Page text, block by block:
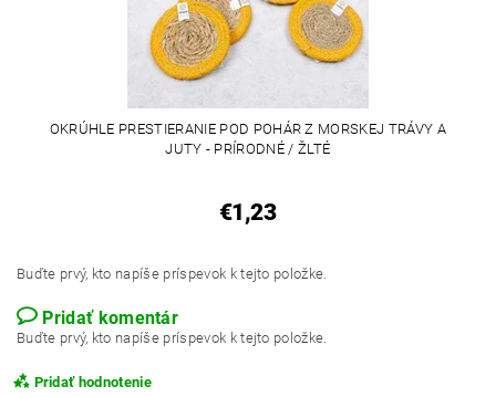
OKRÚHLE PRESTIERANIE POD POHÁR Z MORSKEJ TRÁVY A
JUTY - PRÍRODNÉ / ŽLTÉ
€1,23
Buďte prvý, kto napíše príspevok k tejto položke.
Pridať komentár
Buďte prvý, kto napíše príspevok k tejto položke.
Pridať hodnotenie